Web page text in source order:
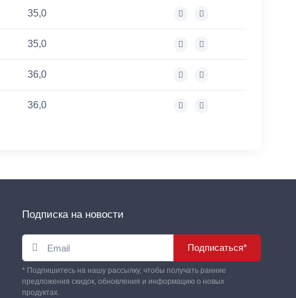
35,0
35,0
36,0
36,0
Подписка на новости
Подписаться*
* Подпишитесь на нашу рассылку, чтобы получать ранние
предложения скидок, обновления и информацию о новых
продуктах.